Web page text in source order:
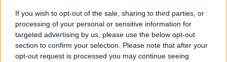
If you wish to opt-out of the sale, sharing to third parties, or
processing of your personal or sensitive information for
targeted advertising by us, please use the below opt-out
section to confirm your selection. Please note that after your
opt-out request is processed you may continue seeing